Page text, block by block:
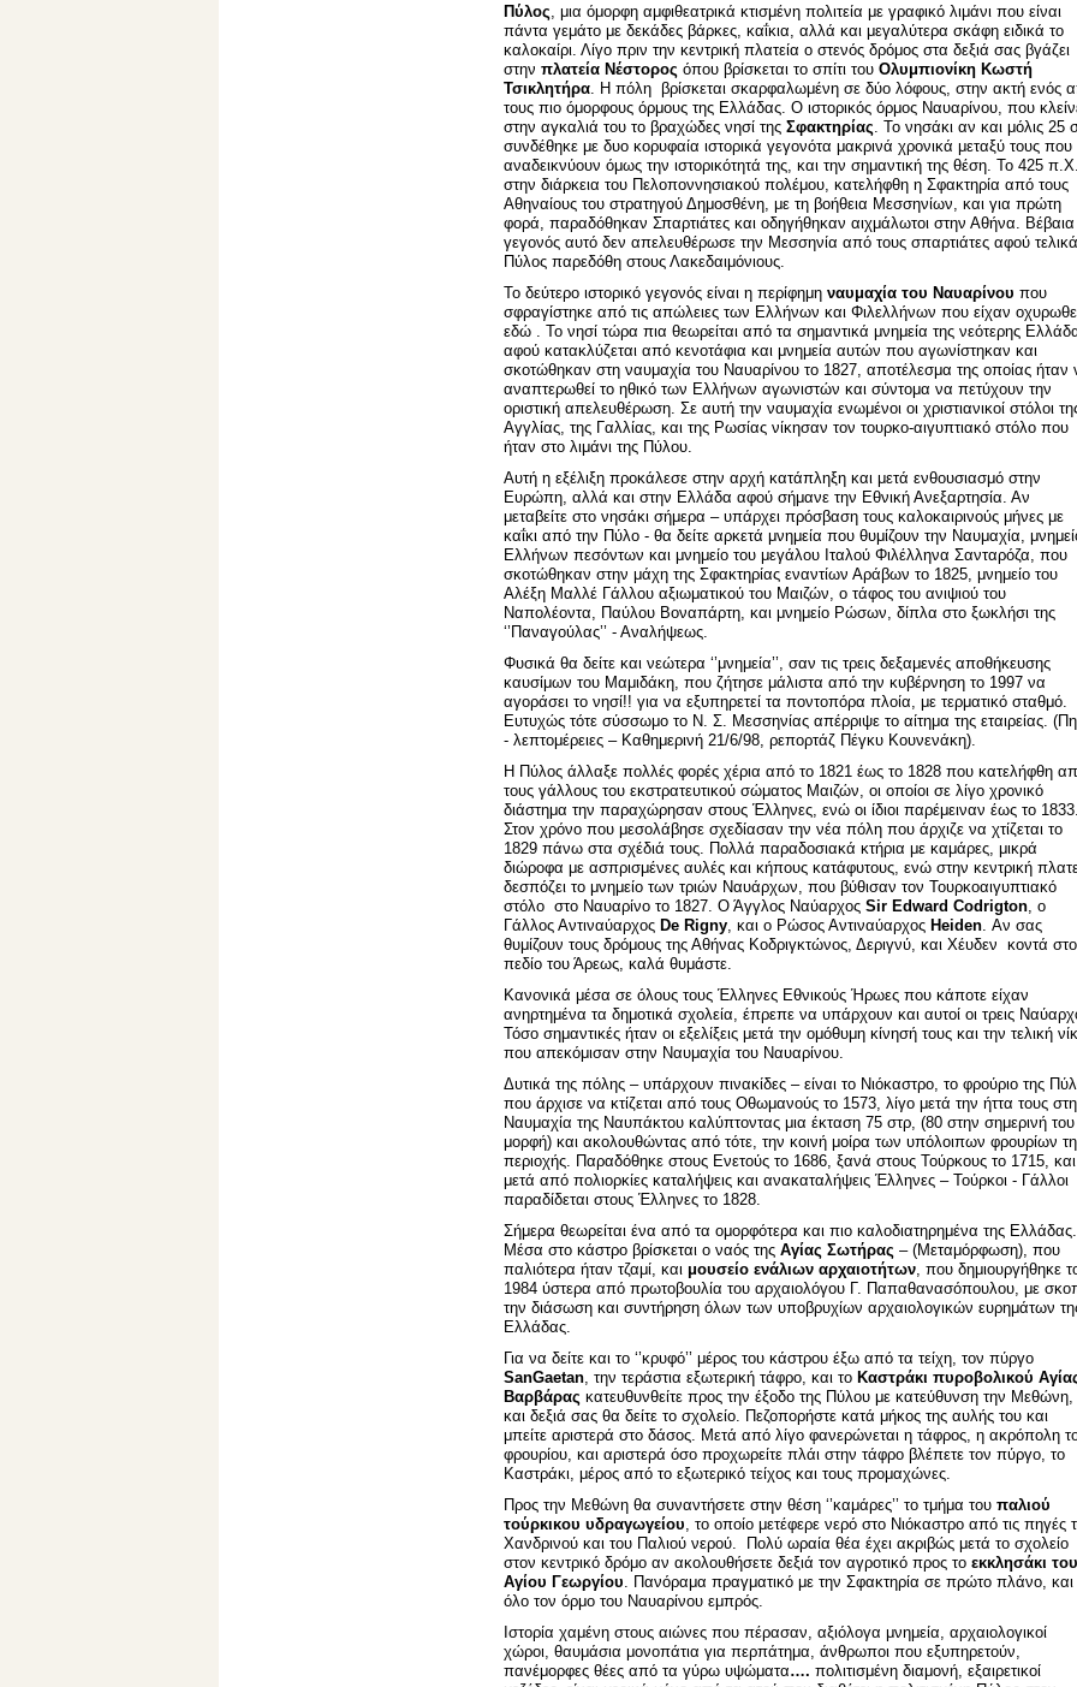
Πύλος , μια όμορφη αμφιθεατρικά κτισμένη πολιτεία με γραφικό λιμάνι που είναι
πάντα γεμάτο με δεκάδες βάρκες, καΐκια, αλλά και μεγαλύτερα σκάφη ειδικά το
καλοκαίρι. Λίγο πριν την κεντρική πλατεία ο στενός δρόμος στα δεξιά σας βγάζει
στην πλατεία Νέστορος όπου βρίσκεται το σπίτι του Ολυμπιονίκη Κωστή
Τσικλητήρα . Η πόλη βρίσκεται σκαρφαλωμένη σε δύο λόφους, στην ακτή ενός
τους πιο όμορφους όρμους της Ελλάδας. Ο ιστορικός όρμος Ναυαρίνου, που
στην αγκαλιά του το βραχώδες νησί της Σφακτηρίας . Το νησάκι αν και μόλις 25
συνδέθηκε με δυο κορυφαία ιστορικά γεγονότα μακρινά χρονικά μεταξύ τους που
αναδεικνύουν όμως την ιστορικότητά της, και την σημαντική της θέση. Το 425 π.Χ.
στην διάρκεια του Πελοποννησιακού πολέμου, κατελήφθη η Σφακτηρία από τους
Αθηναίους του στρατηγού Δημοσθένη, με τη βοήθεια Μεσσηνίων, και για πρώτη
φορά, παραδόθηκαν Σπαρτιάτες και οδηγήθηκαν αιχμάλωτοι στην Αθήνα. Βέβαια
γεγονός αυτό δεν απελευθέρωσε την Μεσσηνία από τους σπαρτιάτες αφού
Πύλος παρεδόθη στους Λακεδαιμόνιους.
Το δεύτερο ιστορικό γεγονός είναι η περίφημη ναυμαχία του Ναυαρίνου που
σφραγίστηκε από τις απώλειες των Ελλήνων και Φιλελλήνων που είχαν
εδώ . Το νησί τώρα πια θεωρείται από τα σημαντικά μνημεία της νεότερης
αφού κατακλύζεται από κενοτάφια και μνημεία αυτών που αγωνίστηκαν και
σκοτώθηκαν στη ναυμαχία του Ναυαρίνου το 1827, αποτέλεσμα της οποίας ήταν
αναπτερωθεί το ηθικό των Ελλήνων αγωνιστών και σύντομα να πετύχουν την
οριστική απελευθέρωση. Σε αυτή την ναυμαχία ενωμένοι οι χριστιανικοί στόλοι
Αγγλίας, της Γαλλίας, και της Ρωσίας νίκησαν τον τουρκο-αιγυπτιακό στόλο που
ήταν στο λιμάνι της Πύλου.
Αυτή η εξέλιξη προκάλεσε στην αρχή κατάπληξη και μετά ενθουσιασμό στην
Ευρώπη, αλλά και στην Ελλάδα αφού σήμανε την Εθνική Ανεξαρτησία. Αν
μεταβείτε στο νησάκι σήμερα – υπάρχει πρόσβαση τους καλοκαιρινούς μήνες με
καΐκι από την Πύλο - θα δείτε αρκετά μνημεία που θυμίζουν την Ναυμαχία,
Ελλήνων πεσόντων και μνημείο του μεγάλου Ιταλού Φιλέλληνα Σανταρόζα, που
σκοτώθηκαν στην μάχη της Σφακτηρίας εναντίων Αράβων το 1825, μνημείο του
Αλέξη Μαλλέ Γάλλου αξιωματικού του Μαιζών, ο τάφος του ανιψιού του
Ναπολέοντα, Παύλου Βοναπάρτη, και μνημείο Ρώσων, δίπλα στο ξωκλήσι της
‘’Παναγούλας’’ - Αναλήψεως.
Φυσικά θα δείτε και νεώτερα ‘’μνημεία’’, σαν τις τρεις δεξαμενές αποθήκευσης
καυσίμων του Μαμιδάκη, που ζήτησε μάλιστα από την κυβέρνηση το 1997 να
αγοράσει το νησί!! για να εξυπηρετεί τα ποντοπόρα πλοία, με τερματικό σταθμό.
Ευτυχώς τότε σύσσωμο το Ν. Σ. Μεσσηνίας απέρριψε το αίτημα της εταιρείας.
- λεπτομέρειες – Καθημερινή 21/6/98, ρεπορτάζ Πέγκυ Κουνενάκη).
Η Πύλος άλλαξε πολλές φορές χέρια από το 1821 έως το 1828 που κατελήφθη
τους γάλλους του εκστρατευτικού σώματος Μαιζών, οι οποίοι σε λίγο χρονικό
διάστημα την παραχώρησαν στους Έλληνες, ενώ οι ίδιοι παρέμειναν έως το 1833.
Στον χρόνο που μεσολάβησε σχεδίασαν την νέα πόλη που άρχιζε να χτίζεται το
1829 πάνω στα σχέδιά τους. Πολλά παραδοσιακά κτήρια με καμάρες, μικρά
διώροφα με ασπρισμένες αυλές και κήπους κατάφυτους, ενώ στην κεντρική
δεσπόζει το μνημείο των τριών Ναυάρχων, που βύθισαν τον Τουρκοαιγυπτιακό
στόλο στο Ναυαρίνο το 1827. Ο Άγγλος Ναύαρχος Sir Edward Codrigton , ο
Γάλλος Αντιναύαρχος De Rigny , και ο Ρώσος Αντιναύαρχος Heiden . Αν σας
θυμίζουν τους δρόμους της Αθήνας Κοδριγκτώνος, Δεριγνύ, και Χέυδεν κοντά στο
πεδίο του Άρεως, καλά θυμάστε.
Κανονικά μέσα σε όλους τους Έλληνες Εθνικούς Ήρωες που κάποτε είχαν
ανηρτημένα τα δημοτικά σχολεία, έπρεπε να υπάρχουν και αυτοί οι τρεις
Τόσο σημαντικές ήταν οι εξελίξεις μετά την ομόθυμη κίνησή τους και την τελική
που απεκόμισαν στην Ναυμαχία του Ναυαρίνου.
Δυτικά της πόλης – υπάρχουν πινακίδες – είναι το Νιόκαστρο, το φρούριο της
που άρχισε να κτίζεται από τους Οθωμανούς το 1573, λίγο μετά την ήττα τους
Ναυμαχία της Ναυπάκτου καλύπτοντας μια έκταση 75 στρ, (80 στην σημερινή του
μορφή) και ακολουθώντας από τότε, την κοινή μοίρα των υπόλοιπων φρουρίων
περιοχής. Παραδόθηκε στους Ενετούς το 1686, ξανά στους Τούρκους το 1715, και
μετά από πολιορκίες καταλήψεις και ανακαταλήψεις Έλληνες – Τούρκοι - Γάλλοι
παραδίδεται στους Έλληνες το 1828.
Σήμερα θεωρείται ένα από τα ομορφότερα και πιο καλοδιατηρημένα της Ελλάδας.
Μέσα στο κάστρο βρίσκεται ο ναός της Αγίας Σωτήρας – (Μεταμόρφωση), που
παλιότερα ήταν τζαμί, και μουσείο ενάλιων αρχαιοτήτων , που δημιουργήθηκε
1984 ύστερα από πρωτοβουλία του αρχαιολόγου Γ. Παπαθανασόπουλου, με
την διάσωση και συντήρηση όλων των υποβρυχίων αρχαιολογικών ευρημάτων
Ελλάδας.
Για να δείτε και το ‘’κρυφό’’ μέρος του κάστρου έξω από τα τείχη, τον πύργο
SanGaetan , την τεράστια εξωτερική τάφρο, και το Καστράκι πυροβολικού
Βαρβάρας κατευθυνθείτε προς την έξοδο της Πύλου με κατεύθυνση την Μεθώνη,
και δεξιά σας θα δείτε το σχολείο. Πεζοπορήστε κατά μήκος της αυλής του και
μπείτε αριστερά στο δάσος. Μετά από λίγο φανερώνεται η τάφρος, η ακρόπολη
φρουρίου, και αριστερά όσο προχωρείτε πλάι στην τάφρο βλέπετε τον πύργο, το
Καστράκι, μέρος από το εξωτερικό τείχος και τους προμαχώνες.
Προς την Μεθώνη θα συναντήσετε στην θέση ‘’καμάρες’’ το τμήμα του παλιού
τούρκικου υδραγωγείου , το οποίο μετέφερε νερό στο Νιόκαστρο από τις πηγές
Χανδρινού και του Παλιού νερού. Πολύ ωραία θέα έχει ακριβώς μετά το σχολείο
στον κεντρικό δρόμο αν ακολουθήσετε δεξιά τον αγροτικό προς το εκκλησάκι του
Αγίου Γεωργίου . Πανόραμα πραγματικό με την Σφακτηρία σε πρώτο πλάνο, και
όλο τον όρμο του Ναυαρίνου εμπρός.
Ιστορία χαμένη στους αιώνες που πέρασαν, αξιόλογα μνημεία, αρχαιολογικοί
χώροι, θαυμάσια μονοπάτια για περπάτημα, άνθρωποι που εξυπηρετούν,
πανέμορφες θέες από τα γύρω υψώματα…. πολιτισμένη διαμονή, εξαιρετικοί